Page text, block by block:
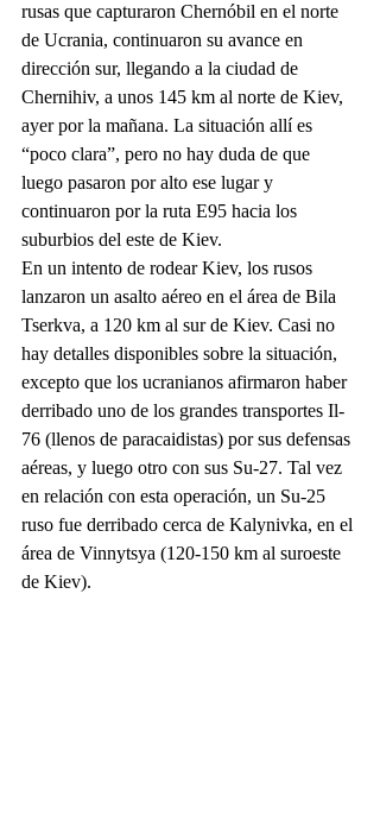
rusas que capturaron Chernóbil en el norte
de Ucrania, continuaron su avance en
dirección sur, llegando a la ciudad de
Chernihiv, a unos 145 km al norte de Kiev,
ayer por la mañana. La situación allí es
“poco clara”, pero no hay duda de que
luego pasaron por alto ese lugar y
continuaron por la ruta E95 hacia los
suburbios del este de Kiev.
En un intento de rodear Kiev, los rusos
lanzaron un asalto aéreo en el área de Bila
Tserkva, a 120 km al sur de Kiev. Casi no
hay detalles disponibles sobre la situación,
excepto que los ucranianos afirmaron haber
derribado uno de los grandes transportes Il-
76 (llenos de paracaidistas) por sus defensas
aéreas, y luego otro con sus Su-27. Tal vez
en relación con esta operación, un Su-25
ruso fue derribado cerca de Kalynivka, en el
área de Vinnytsya (120-150 km al suroeste
de Kiev).